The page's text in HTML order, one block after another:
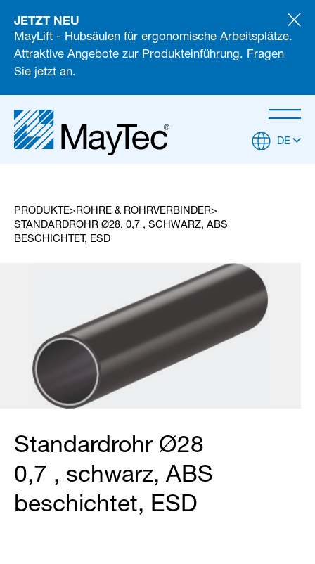
JETZT NEU
MayLift - Hubsäulen für ergonomische Arbeitsplätze.
Attraktive Angebote zur Produkteinführung. Fragen
Sie jetzt an.
DE
PRODUKTE
ROHRE & ROHRVERBINDER
STANDARDROHR Ø28, 0,7 , SCHWARZ, ABS
BESCHICHTET, ESD
Standardrohr Ø28
0,7 , schwarz, ABS
beschichtet, ESD